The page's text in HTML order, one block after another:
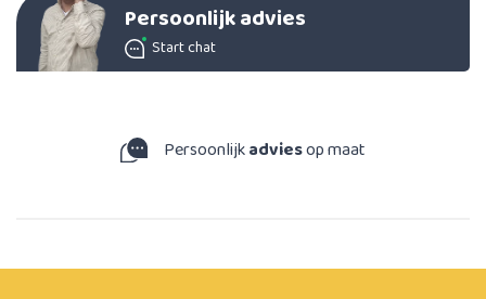
Persoonlijk advies
Start chat
Persoonlijkadviesop maat